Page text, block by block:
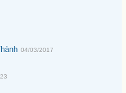
04/03/2017